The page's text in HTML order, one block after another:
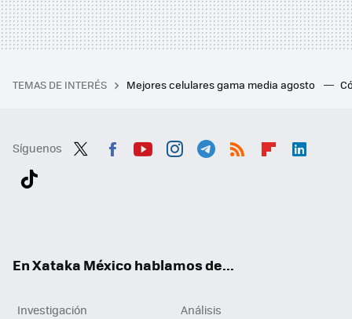
TEMAS DE INTERÉS Mejores celulares gama media agosto
Síguenos
En Xataka México hablamos de...
Investigación
Análisis